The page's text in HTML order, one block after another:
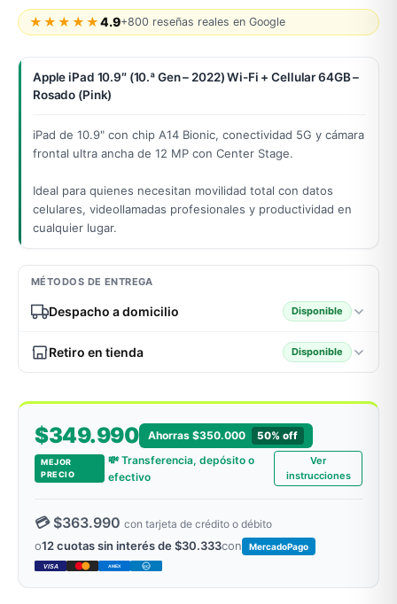
→
★★★★★4.9+800 reseñas reales en Google
Apple iPad 10.9″ (10.ª Gen – 2022) Wi-Fi + Cellular 64GB –
Rosado (Pink)
iPad de 10.9" con chip A14 Bionic, conectividad 5G y cámara
frontal ultra ancha de 12 MP con Center Stage.
Ideal para quienes necesitan movilidad total con datos
celulares, videollamadas profesionales y productividad en
cualquier lugar.
MÉTODOS DE ENTREGA
Despacho a domicilio Disponible
Retiro en tienda Disponible
$349.990 Ahorras $350.000 50% off
MEJOR
PRECIO
💸 Transferencia, depósito o
efectivo
Ver
instrucciones
💳 $363.990 con tarjeta de crédito o débito
o12 cuotas sin interés de $30.333con MercadoPago
VISA AMEX DC